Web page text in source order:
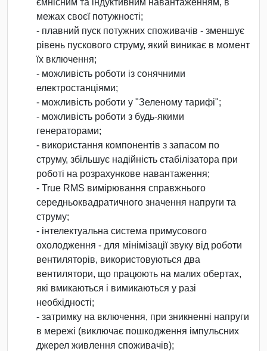
межах своєї потужності;
- плавний пуск потужних споживачів - зменшує
рівень пускового струму, який виникає в момент
їх включення;
- можливість роботи із сонячними
електростанціями;
- можливість роботи у "Зеленому тарифі";
- можливість роботи з будь-якими
генераторами;
- використання компонентів з запасом по
струму, збільшує надійність стабілізатора при
роботі на розрахункове навантаження;
- True RMS вимірювання справжнього
середньоквадратичного значення напруги та
струму;
- інтелектуальна система примусового
охолодження - для мінімізації звуку від роботи
вентиляторів, використовуються два
вентилятори, що працюють на малих обертах,
які вмикаються і вимикаються у разі
необхідності;
- затримку на включення, при зникненні напруги
в мережі (виключає пошкодження імпульсних
джерел живлення споживачів);